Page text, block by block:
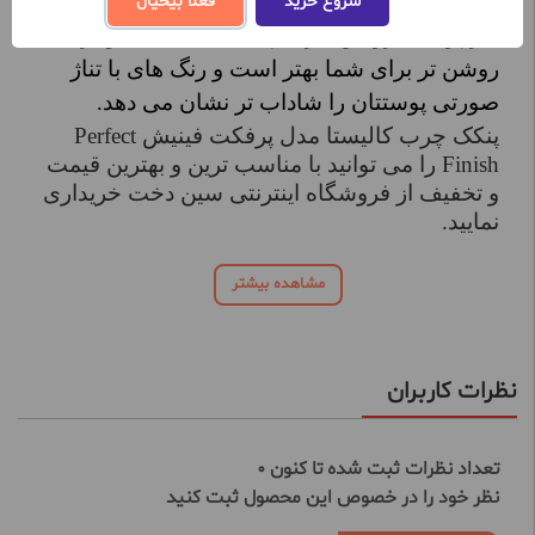
اگر پوستی روشن دارید، پنکک های یک یا دو درجه
روشن تر برای شما بهتر است و رنگ های با تناژ
صورتی پوستتان را شاداب تر نشان می دهد.
پنکک چرب کالیستا مدل پرفکت فینیش Perfect
Finish را می توانید با مناسب ترین و بهترین قیمت
و تخفیف از فروشگاه اینترنتی سین دخت خریداری
نمایید.
مشاهده بیشتر
نظرات کاربران
تعداد نظرات ثبت شده تا کنون 0
نظر خود را در خصوص این محصول ثبت کنید